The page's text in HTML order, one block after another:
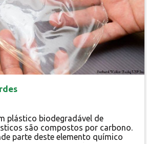
plástico biodegradável de
são compostos por carbono.
parte deste elemento químico